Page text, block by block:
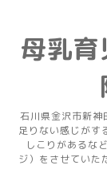
母乳
石川県金沢市新神
足りない感じがす
しこりがあるな
ジ）をさせていた